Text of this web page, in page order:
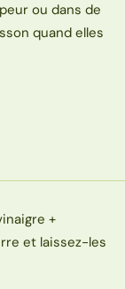
ou dans de
quand elles
+
et laissez-les